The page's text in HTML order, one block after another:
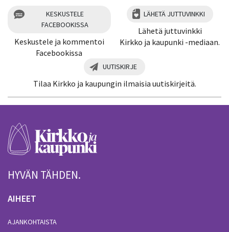
KESKUSTELE
FACEBOOKISSA
Keskustele ja kommentoi
Facebookissa
LÄHETÄ JUTTUVINKKI
Lähetä juttuvinkki
Kirkko ja kaupunki -mediaan.
UUTISKIRJE
Tilaa Kirkko ja kaupungin ilmaisia uutiskirjeitä.
HYVÄN TÄHDEN.
AIHEET
AJANKOHTAISTA